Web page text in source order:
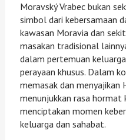
Moravský Vrabec bukan
simbol dari kebersamaan
kawasan Moravia dan
masakan tradisional
dalam pertemuan
perayaan khusus. Dalam
memasak dan menyajikan
menunjukkan rasa hormat
menciptakan momen
keluarga dan sahabat.